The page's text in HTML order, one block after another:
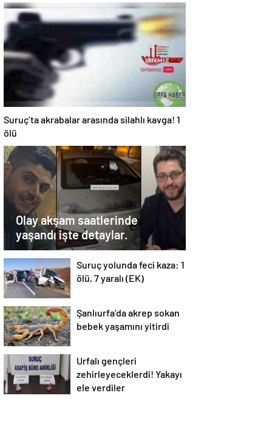
Suruç’ta akrabalar arasında silahlı kavga! 1
ölü
Olay akşam saatlerinde
yaşandı işte detaylar.
Suruç yolunda feci kaza: 1
ölü, 7 yaralı (EK)
Şanlıurfa’da akrep sokan
bebek yaşamını yitirdi
Urfalı gençleri
zehirleyeceklerdi! Yakayı
ele verdiler